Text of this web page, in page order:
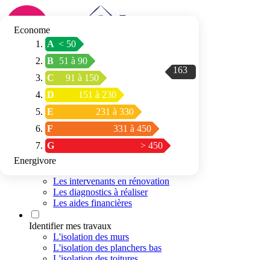
Connexion / Inscription
Trouver mon
espace conseil
Les intervenants en rénovation
Les diagnostics à réaliser
Les aides financières
Identifier mes travaux
L'isolation des murs
L'isolation des planchers bas
Econome
A < 50
B 51 à 90
C
91 à 150
D
151 à 230
E
231 à 330
F
331 à 450
G
> 450
163
Energivore